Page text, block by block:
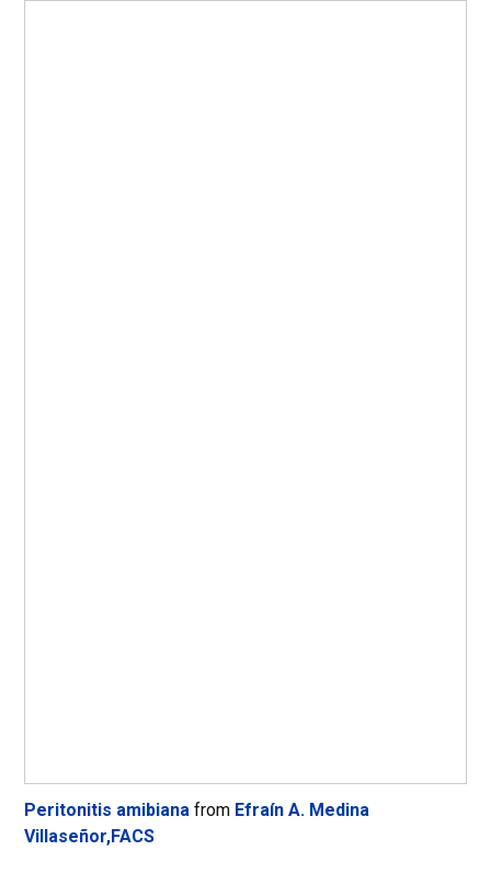
Peritonitis amibiana from Efraín A. Medina
Villaseñor,FACS